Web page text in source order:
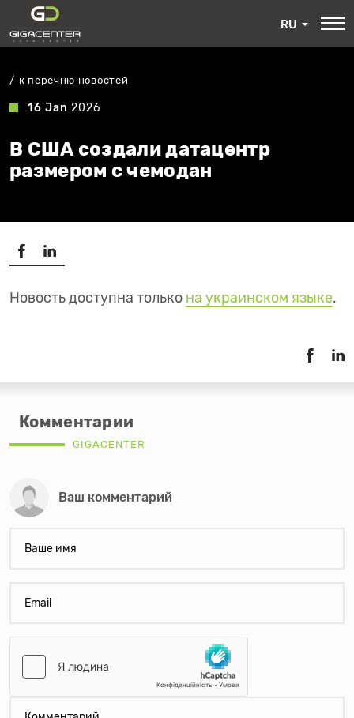
RU
к перечню новостей
16 Jan 2026
В США создали датацентр
размером с чемодан
Новость доступна только на украинском языке.
Комментарии
GIGACENTER
Ваш комментарий